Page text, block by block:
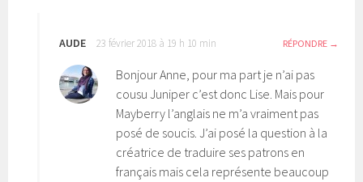
AUDE 23 février 2018 à 19 h 10 min RÉPONDRE
Bonjour Anne, pour ma part je n’ai pas
cousu Juniper c’est donc Lise. Mais pour
Mayberry l’anglais ne m’a vraiment pas
posé de soucis. J’ai posé la question à la
créatrice de traduire ses patrons en
français mais cela représente beaucoup